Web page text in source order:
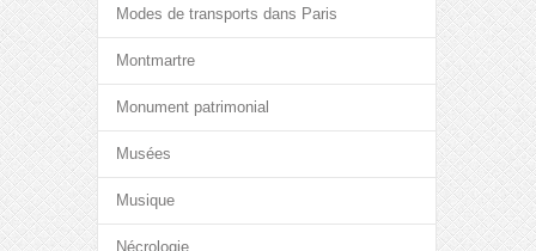
Modes de transports dans Paris
Montmartre
Monument patrimonial
Musées
Musique
Nécrologie